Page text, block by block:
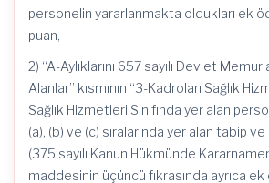
personelin yararlanmakta oldukları ek
puan,
2) “A-Aylıklarını 657 sayılı Devlet
Alanlar” kısmının “3-Kadroları Sağlık
Sağlık Hizmetleri Sınıfında yer alan
(a), (b) ve (c) sıralarında yer alan tabip
(375 sayılı Kanun Hükmünde
maddesinin üçüncü fıkrasında ayrıca